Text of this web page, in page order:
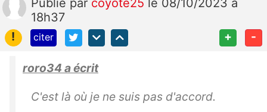
Publié par coyote25 le 08/10/2023 à
18h37
!
citer + -
roro34 a écrit
C'est là où je ne suis pas d'accord.